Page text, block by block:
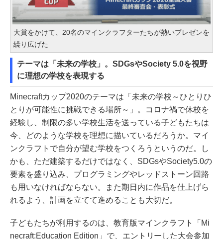
大賞をかけて、20名のマインクラフターたちが熱いプレゼンを
繰り広げた
テーマは「未来の学校」。SDGsやSociety 5.0を視野
に理想の学校を表現する
Minecraftカップ2020のテーマは「未来の学校～ひとりひ
とりが可能性に挑戦できる場所～」。コロナ禍で休校を
経験し、制限の多い学校生活を送っている子どもたちは
今、どのような学校を理想に描いているだろうか。マイ
ンクラフトで自分が望む学校をつくろうというのだ。し
かも、ただ建築するだけではなく、SDGsやSociety5.0の
要素を盛り込み、プログラミングやレッドストーン回路
も用いなければならない。また期日内に作品を仕上げら
れるよう、計画を立てて進めることも大切だ。
子どもたちが利用するのは、教育版マインクラフト「Mi
necraft:Education Edition」で、エントリーした大会参加